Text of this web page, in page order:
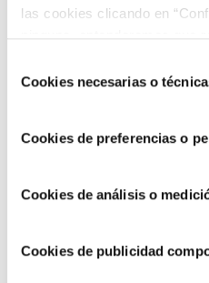
las cookies clicando en
COOKIES.
deCookies necesarias o
Cookies de preferencias o
Cookies de análisis o
Cookies de publicidad